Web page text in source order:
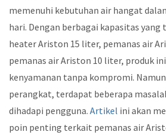
memenuhi kebutuhan air hangat
hari. Dengan berbagai kapasitas
heater Ariston 15 liter, pemanas air
pemanas air Ariston 10 liter, produk
kenyamanan tanpa kompromi.
perangkat, terdapat beberapa
dihadapi pengguna. Artikel ini akan
poin penting terkait pemanas air